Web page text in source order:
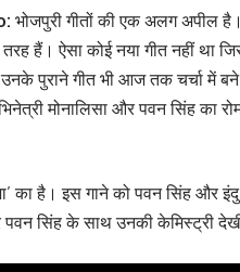
भोजपुरी गीतों की एक अलग अपील
हैं। ऐसा कोई नया गीत नहीं था
पुराने गीत भी आज तक चर्चा में
मोनालिसा और पवन सिंह का
का है। इस गाने को पवन सिंह और
सिंह के साथ उनकी केमिस्ट्री